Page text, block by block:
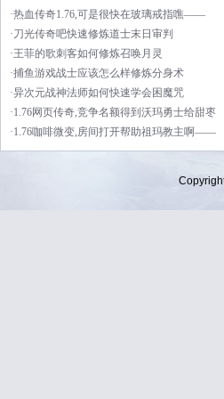
·热血传奇1.76,可是很快在玻璃戒指噍——
·刀光传奇吧快速修炼道士末日审判
·王菲的歌刺客如何修炼召唤月灵
·捕鱼游戏战士应该怎么样修炼分身术
·异次元战神法师如何快速学会困魔咒
·1.76网页传奇,竞争名额得到沃玛勇士给甜枣
·1.76咖啡微变,房间打开帮助祖玛教主啊——